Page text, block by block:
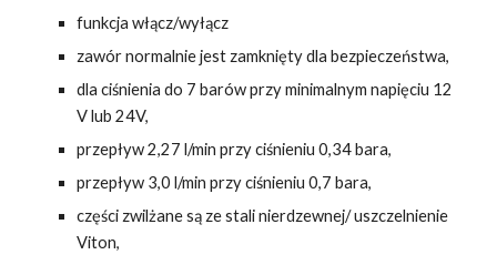
funkcja włącz/wyłącz
zawór normalnie jest zamknięty dla bezpieczeństwa,
dla ciśnienia do 7 barów przy minimalnym napięciu 12
V lub 24V,
przepływ 2,27 l/min przy ciśnieniu 0,34 bara,
przepływ 3,0 l/min przy ciśnieniu 0,7 bara,
części zwilżane są ze stali nierdzewnej/ uszczelnienie
Viton,